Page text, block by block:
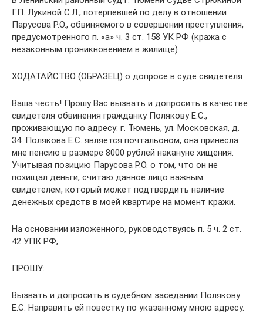
Г.П. Лукиной С.Л., потерпевшей по делу в отношении
Парусова Р.О., обвиняемого в совершении преступления,
предусмотренного п. «а» ч. 3 ст. 158 УК РФ (кража с
незаконным проникновением в жилище)
ХОДАТАЙСТВО (ОБРАЗЕЦ) о допросе в суде свидетеля
Ваша честь! Прошу Вас вызвать и допросить в качестве
свидетеля обвинения гражданку Полякову Е.С.,
проживающую по адресу: г. Тюмень, ул. Московская, д.
34. Полякова Е.С. является почтальоном, она принесла
мне пенсию в размере 8000 рублей накануне хищения.
Учитывая позицию Парусова Р.О. о том, что он не
похищал деньги, считаю данное лицо важным
свидетелем, который может подтвердить наличие
денежных средств в моей квартире на момент кражи.
На основании изложенного, руководствуясь п. 5 ч. 2 ст.
42 УПК РФ,
ПРОШУ:
Вызвать и допросить в судебном заседании Полякову
Е.С. Направить ей повестку по указанному мною адресу.